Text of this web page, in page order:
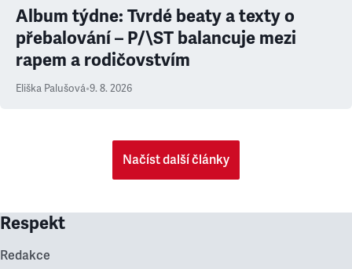
Album týdne: Tvrdé beaty a texty o
přebalování – P/\ST balancuje mezi
rapem a rodičovstvím
Eliška Palušová•9. 8. 2026
Načíst další články
Respekt
Redakce